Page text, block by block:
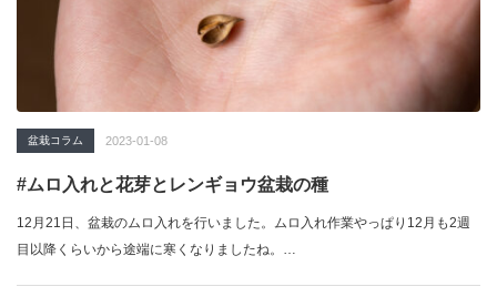
盆栽コラム 2023-01-08
#ムロ入れと花芽とレンギョウ盆栽の種
12月21日、盆栽のムロ入れを行いました。ムロ入れ作業やっぱり12月も2週
目以降くらいから途端に寒くなりましたね。…